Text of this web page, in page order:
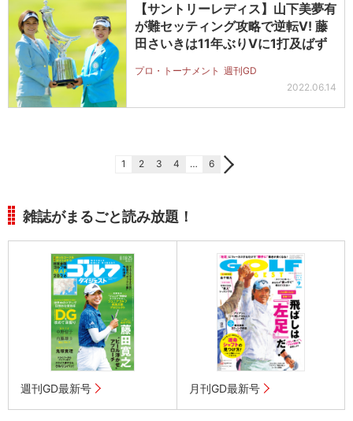
【サントリーレディス】山下美夢有
が難セッティング攻略で逆転V! 藤
田さいきは11年ぶりVに1打及ばず
プロ・トーナメント 週刊GD
2022.06.14
1 2 3 4 … 6
雑誌がまるごと読み放題！
週刊GD最新号 月刊GD最新号